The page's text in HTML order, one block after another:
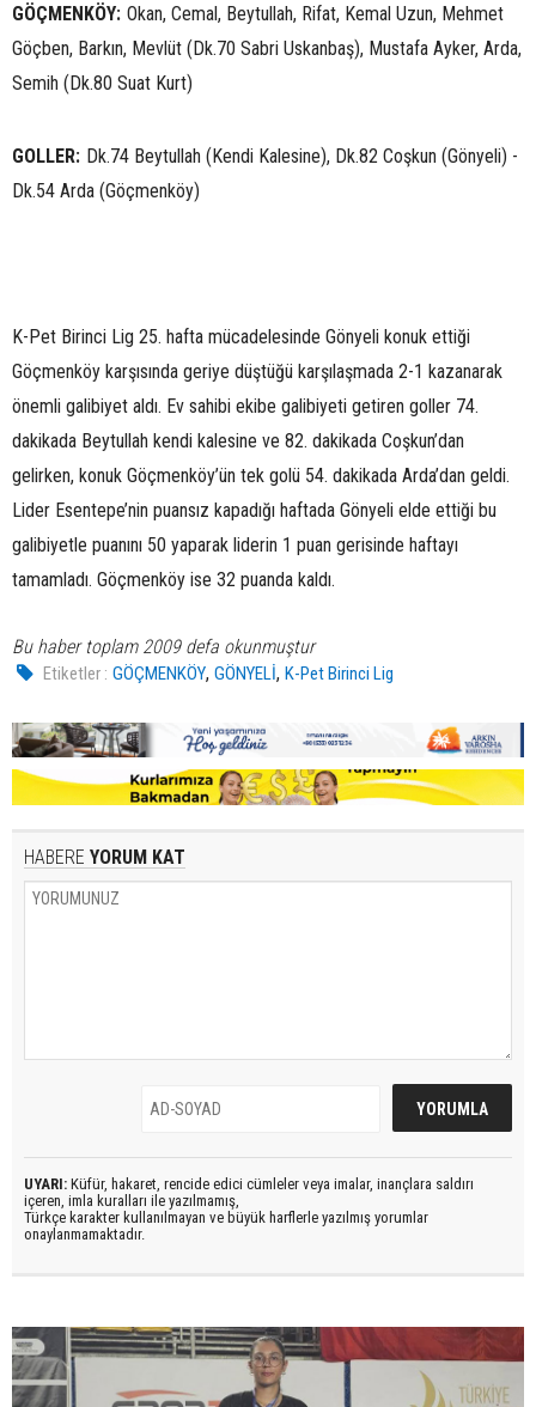
GÖÇMENKÖY: Okan, Cemal, Beytullah, Rifat, Kemal Uzun, Mehmet
Göçben, Barkın, Mevlüt (Dk.70 Sabri Uskanbaş), Mustafa Ayker, Arda,
Semih (Dk.80 Suat Kurt)
GOLLER: Dk.74 Beytullah (Kendi Kalesine), Dk.82 Coşkun (Gönyeli) -
Dk.54 Arda (Göçmenköy)
K-Pet Birinci Lig 25. hafta mücadelesinde Gönyeli konuk ettiği
Göçmenköy karşısında geriye düştüğü karşılaşmada 2-1 kazanarak
önemli galibiyet aldı. Ev sahibi ekibe galibiyeti getiren goller 74.
dakikada Beytullah kendi kalesine ve 82. dakikada Coşkun’dan
gelirken, konuk Göçmenköy’ün tek golü 54. dakikada Arda’dan geldi.
Lider Esentepe’nin puansız kapadığı haftada Gönyeli elde ettiği bu
galibiyetle puanını 50 yaparak liderin 1 puan gerisinde haftayı
tamamladı. Göçmenköy ise 32 puanda kaldı.
Bu haber toplam 2009 defa okunmuştur
Etiketler : GÖÇMENKÖY,GÖNYELİ,K-Pet Birinci Lig
HABERE YORUM KAT
UYARI: Küfür, hakaret, rencide edici cümleler veya imalar, inançlara saldırı
içeren, imla kuralları ile yazılmamış,
Türkçe karakter kullanılmayan ve büyük harflerle yazılmış yorumlar
onaylanmamaktadır.